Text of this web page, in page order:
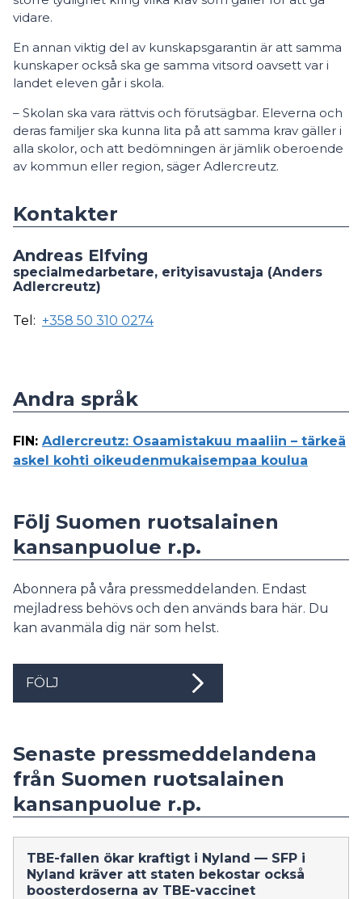
vidare.
En annan viktig del av kunskapsgarantin är att samma
kunskaper också ska ge samma vitsord oavsett var i
landet eleven går i skola.
– Skolan ska vara rättvis och förutsägbar. Eleverna och
deras familjer ska kunna lita på att samma krav gäller i
alla skolor, och att bedömningen är jämlik oberoende
av kommun eller region, säger Adlercreutz.
Kontakter
Andreas Elfving
specialmedarbetare, erityisavustaja (Anders
Adlercreutz)
Tel: +358 50 310 0274
Andra språk
FIN: Adlercreutz: Osaamistakuu maaliin – tärkeä
askel kohti oikeudenmukaisempaa koulua
Följ Suomen ruotsalainen
kansanpuolue r.p.
Abonnera på våra pressmeddelanden. Endast
mejladress behövs och den används bara här. Du
kan avanmäla dig när som helst.
FÖLJ
Senaste pressmeddelandena
från Suomen ruotsalainen
kansanpuolue r.p.
TBE-fallen ökar kraftigt i Nyland — SFP i
Nyland kräver att staten bekostar också
boosterdoserna av TBE-vaccinet